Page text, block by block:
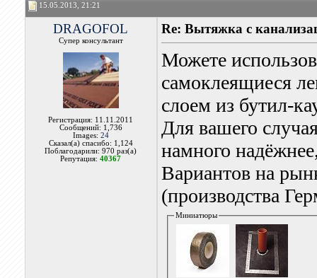
15.05.2013, 21:21
DRAGOFOL
Супер консультант
Регистрация: 11.11.2011
Сообщений: 1,736
Images: 24
Сказал(а) спасибо: 1,124
Поблагодарили: 970 раз(а)
Репутация:40367
Re: Вытяжка с
Можете
самоклеящиеся
слоем из бутил-
Для вашего
намного
Вариантов на
(производства
Миниатюры